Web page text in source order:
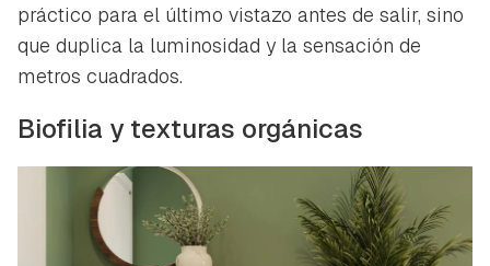
práctico para el último vistazo antes de salir, sino
que duplica la luminosidad y la sensación de
metros cuadrados.
Biofilia y texturas orgánicas